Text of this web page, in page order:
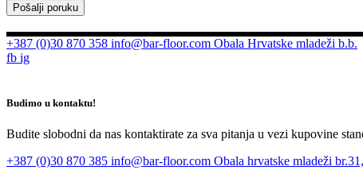
Pošalji poruku
+387 (0)30 870 358 info@bar-floor.com Obala Hrvatske mladeži b.b.
fb ig
Budimo u kontaktu!
Budite slobodni da nas kontaktirate za sva pitanja u vezi kupovine
+387 (0)30 870 385 info@bar-floor.com Obala hrvatske mladeži